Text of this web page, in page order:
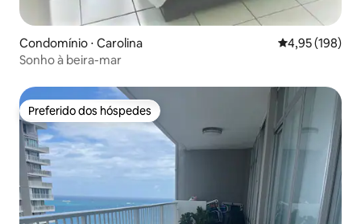
Condomínio ⋅ Carolina 4,95 de uma
4,95 (198)
Sonho à beira-mar
Preferido dos hóspedes
Preferido dos hóspedes